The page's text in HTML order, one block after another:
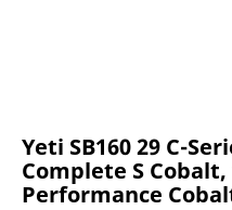
Yeti SB160 29 C-
Complete S
Performance